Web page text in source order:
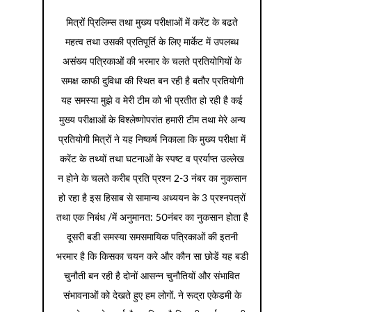
मित्रों प्रिलिम्स तथा मुख्य परीक्षाओं में करेंट के बढते
महत्व तथा उसकी प्रतिपूर्ति के लिए मार्केट में उपलब्ध
असंख्य पत्रिकाओं की भरमार के चलते प्रतियोगियों के
समक्ष काफी दुविधा की स्थित बन रही है बतौर प्रतियोगी
यह समस्या मुझे व मेरी टीम को भी प्रतीत हो रही है कई
मुख्य परीक्षाओं के विश्लेष्णोपरांत हमारी टीम तथा मेरे अन्य
प्रतियोगी मित्रों ने यह निष्कर्ष निकाला कि मुख्य परीक्षा में
करेंट के तथ्यों तथा घटनाओं के स्पष्ट व प्रर्याप्त उल्लेख
न होने के चलते करीब प्रति प्रश्न 2-3 नंबर का नुकसान
हो रहा है इस हिसाब से सामान्य अध्ययन के 3 प्रश्नपत्रों
तथा एक निबंध /में अनुमानत: 50नंबर का नुकसान होता है
दूसरी बडी समस्या समसमायिक पत्रिकाओं की इतनी
भरमार है कि किसका चयन करे और कौन सा छोडें यह बडी
चुनौती बन रही है दोनों आसन्न चुनौतियों और संभावित
संभावनाओं को देखते हुए हम लोगों. ने रूद्रा एकेडमी के